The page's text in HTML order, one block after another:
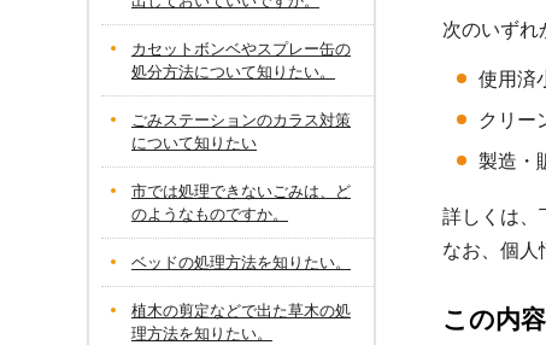
次のいずれ
使用済
クリー
製造・
詳しくは、
なお、個人
この内
カセットボンベやスプレー缶の
処分方法について知りたい。
ごみステーションのカラス対策
について知りたい
市では処理できないごみは、ど
のようなものですか。
ベッドの処理方法を知りたい。
植木の剪定などで出た草木の処
理方法を知りたい。